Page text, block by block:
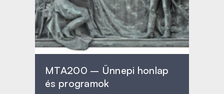
MTA200 – Ünnepi honlap
és programok